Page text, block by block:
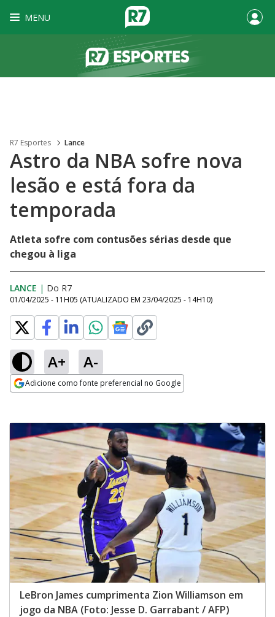
MENU
R7 Esportes Lance
Astro da NBA sofre nova
lesão e está fora da
temporada
Atleta sofre com contusões sérias desde que
chegou à liga
LANCE | Do R7
01/04/2025 - 11H05 (ATUALIZADO EM 23/04/2025 - 14H10)
A+ A-
Adicione como fonte preferencial no Google
LeBron James cumprimenta Zion Williamson em
jogo da NBA (Foto: Jesse D. Garrabant / AFP)